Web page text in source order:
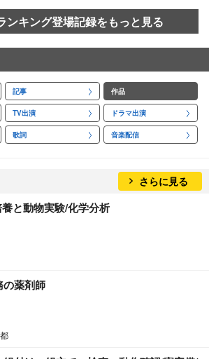
ンキング登場記録をもっと見る
記事 作品
TV出演 ドラマ出演
歌詞 音楽配信
さらに見る
と動物実験/化学分析
の薬剤師